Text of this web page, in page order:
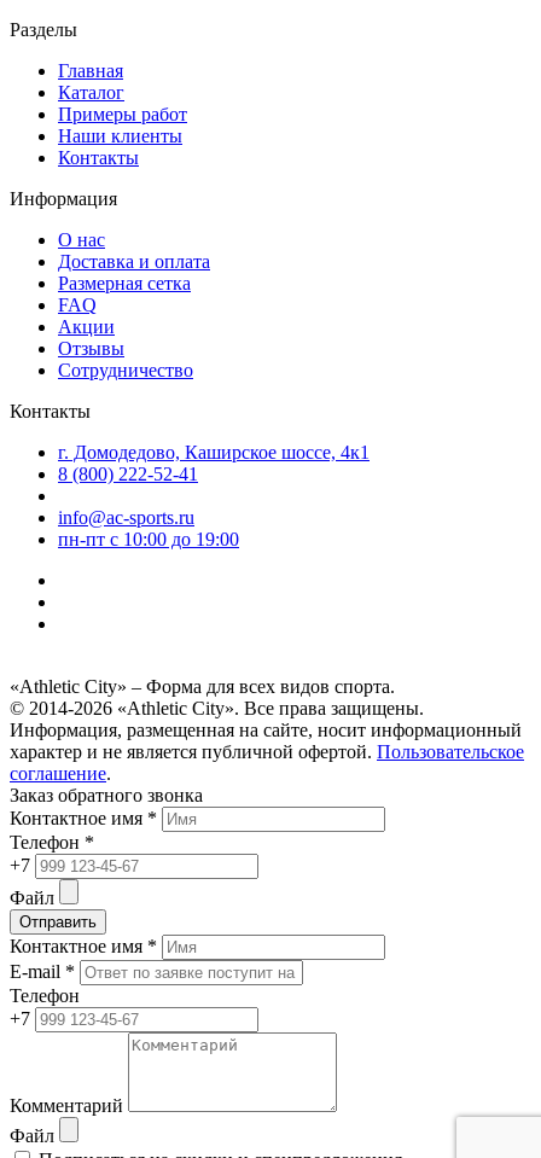
Разделы
Главная
Каталог
Примеры работ
Наши клиенты
Контакты
Информация
О нас
Доставка и оплата
Размерная сетка
FAQ
Акции
Отзывы
Сотрудничество
Контакты
г. Домодедово, Каширское шоссе, 4к1
8 (800) 222-52-41
info@ac-sports.ru
пн-пт c 10:00 до 19:00
«Athletic City» – Форма для всех видов спорта.
© 2014-2026 «Athletic City». Все права защищены.
Информация, размещенная на сайте, носит информационный
характер и не является публичной офертой. Пользовательское
соглашение.
Заказ обратного звонка
Контактное имя *
Телефон *
+7
Файл
Отправить
Контактное имя *
E-mail *
Телефон
+7
Комментарий
Файл